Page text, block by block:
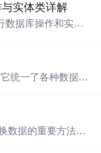
实体类详解
数据库操作和实体
致性的实现机
，并通过流程图展
统一了各种数据源
处理能力
查询技术LINQ的最
数据的重要方法。